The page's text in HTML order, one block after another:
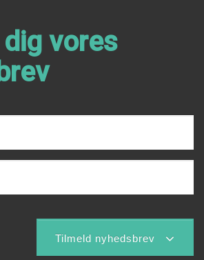
vores
Tilmeld nyhedsbrev